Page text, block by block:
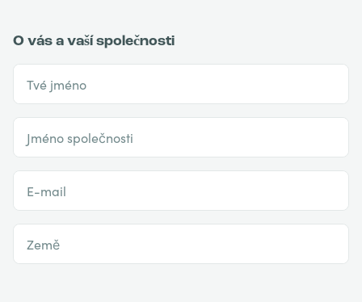
O vás a vaší společnosti
Tvé jméno
Jméno společnosti
E-mail
Země